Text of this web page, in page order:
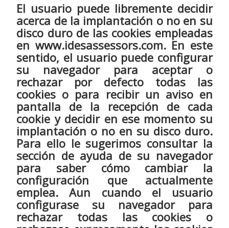
El usuario puede libremente decidir
acerca de la implantación o no en su
disco duro de las cookies empleadas
en www.idesassessors.com. En este
sentido, el usuario puede configurar
su navegador para aceptar o
rechazar por defecto todas las
cookies o para recibir un aviso en
pantalla de la recepción de cada
cookie y decidir en ese momento su
implantación o no en su disco duro.
Para ello le sugerimos consultar la
sección de ayuda de su navegador
para saber cómo cambiar la
configuración que actualmente
emplea. Aun cuando el usuario
configurase su navegador para
rechazar todas las cookies o